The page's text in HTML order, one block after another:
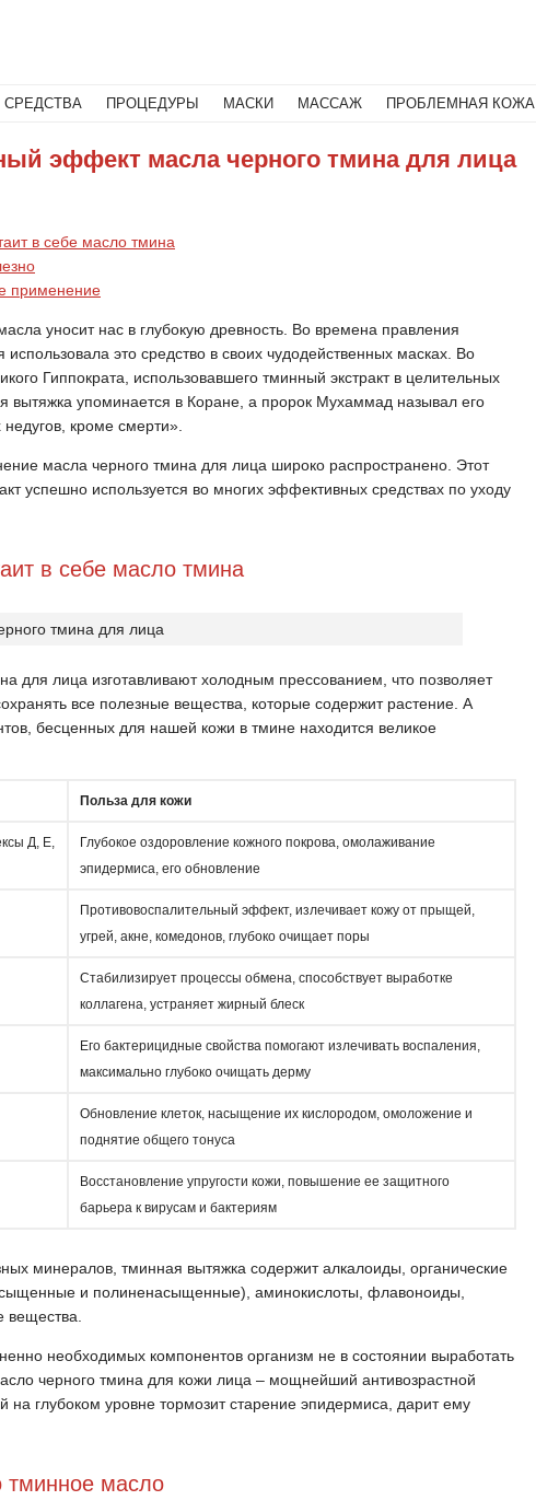
СРЕДСТВА ПРОЦЕДУРЫ МАСКИ МАССАЖ ПРОБЛЕМНАЯ КОЖА
эффект масла черного тмина для лица
в себе масло тмина
применение
уносит нас в глубокую древность. Во времена правления
использовала это средство в своих чудодейственных масках. Во
Гиппократа, использовавшего тминный экстракт в целительных
вытяжка упоминается в Коране, а пророк Мухаммад называл его
кроме смерти».
масла черного тмина для лица широко распространено. Этот
успешно используется во многих эффективных средствах по уходу
в себе масло тмина
для лица изготавливают холодным прессованием, что позволяет
все полезные вещества, которые содержит растение. А
бесценных для нашей кожи в тмине находится великое
Польза для кожи
Д, Е,
Глубокое оздоровление кожного покрова, омолаживание
эпидермиса, его обновление
Противовоспалительный эффект, излечивает кожу от прыщей,
угрей, акне, комедонов, глубоко очищает поры
Стабилизирует процессы обмена, способствует выработке
коллагена, устраняет жирный блеск
Его бактерицидные свойства помогают излечивать воспаления,
максимально глубоко очищать дерму
Обновление клеток, насыщение их кислородом, омоложение и
поднятие общего тонуса
Восстановление упругости кожи, повышение ее защитного
барьера к вирусам и бактериям
минералов, тминная вытяжка содержит алкалоиды, органические
и полиненасыщенные), аминокислоты, флавоноиды,
вещества.
необходимых компонентов организм не в состоянии выработать
черного тмина для кожи лица – мощнейший антивозрастной
на глубоком уровне тормозит старение эпидермиса, дарит ему
тминное масло